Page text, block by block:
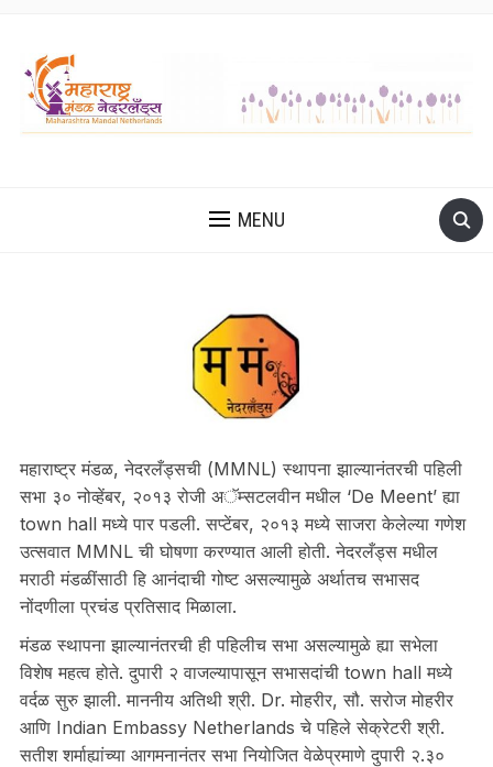
MENU
महाराष्ट्र मंडळ, नेदरलँड्सची (MMNL) स्थापना झाल्यानंतरची पहिली
सभा ३० नोव्हेंबर, २०१३ रोजी अॅम्सटलवीन मधील ‘De Meent’ ह्या
town hall मध्ये पार पडली. सप्टेंबर, २०१३ मध्ये साजरा केलेल्या गणेश
उत्सवात MMNL ची घोषणा करण्यात आली होती. नेदरलँड्स मधील
मराठी मंडळींसाठी हि आनंदाची गोष्ट असल्यामुळे अर्थातच सभासद
नोंदणीला प्रचंड प्रतिसाद मिळाला.
मंडळ स्थापना झाल्यानंतरची ही पहिलीच सभा असल्यामुळे ह्या सभेला
विशेष महत्व होते. दुपारी २ वाजल्यापासून सभासदांची town hall मध्ये
वर्दळ सुरु झाली. माननीय अतिथी श्री. Dr. मोहरीर, सौ. सरोज मोहरीर
आणि Indian Embassy Netherlands चे पहिले सेक्रेटरी श्री.
सतीश शर्माह्यांच्या आगमनानंतर सभा नियोजित वेळेप्रमाणे दुपारी २.३०